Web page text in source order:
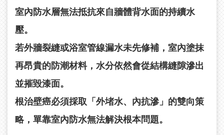
室內防水層無法抵抗來自牆體背水面的持續水
壓。
若外牆裂縫或浴室管線漏水未先修補，室內塗抹
再昂貴的防潮材料，水分依然會從結構縫隙滲出
並摧毀漆面。
根治壁癌必須採取「外堵水、內抗滲」的雙向策
略，單靠室內防水無法解決根本問題。